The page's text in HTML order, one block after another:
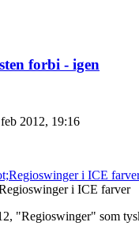
forbi - igen
2012, 19:16
i ICE farver
"Regioswinger" som